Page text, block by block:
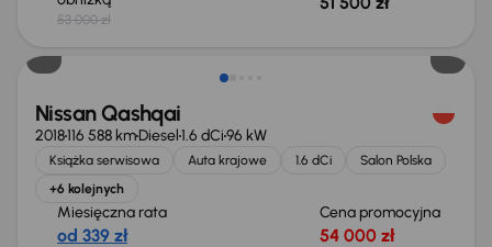
53 000 zł
Nissan Qashqai
2018116 588 kmDiesel1.6 dCi96 kW
Książka serwisowa Auta krajowe 1.6 dCi
Salon Polska
+6 kolejnych
Miesięczna rata
od 339 zł
Cena promocyjna
54 000 zł